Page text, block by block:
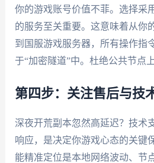
你的游戏账号价值不菲。选择采
的服务至关重要。这意味着从你
到国服游戏服务器，所有操作指
于“加密隧道”中。杜绝公共节点
第四步：关注售后与技
深夜开荒副本忽然高延迟？技术
响应，是决定你游戏心态的关键
能精准定位是本地网络波动、节